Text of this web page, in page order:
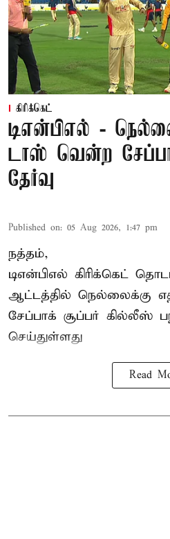
கிரிக்கெட்
டிஎன்பிஎல் -
டாஸ் வென்ற
தேர்வு
Published on: 05 Aug 2026, 1:47 pm
நத்தம்,
டிஎன்பிஎல் கிரிக்கெட்
ஆட்டத்தில் நெல்லைக்கு
சேப்பாக் சூப்பர் கில்லீஸ்
செய்துள்ளது
Read